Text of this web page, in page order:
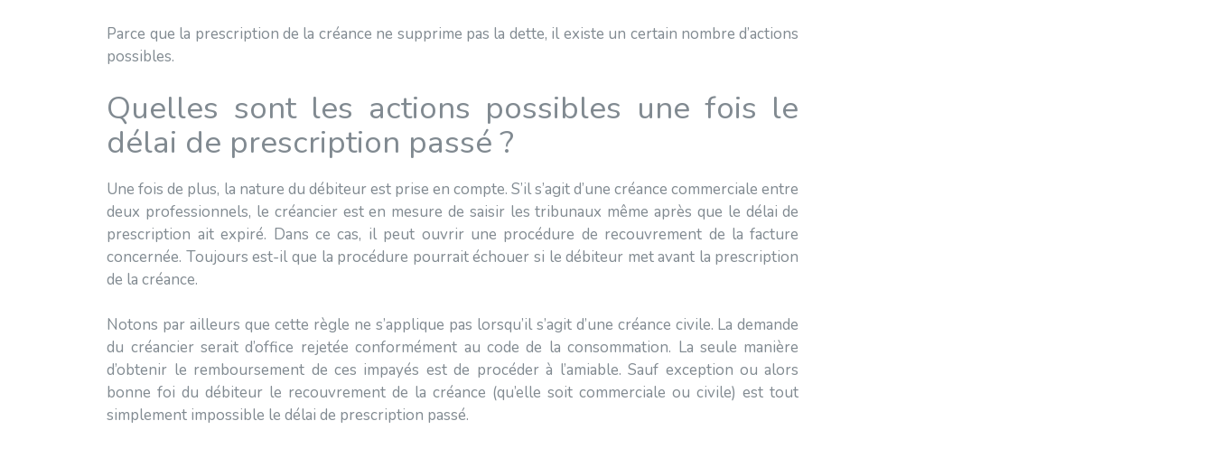
Parce que la prescription de la créance ne supprime pas la dette, il existe un certain nombre d’actions
possibles.
Quelles sont les actions possibles une fois le
délai de prescription passé ?
Une fois de plus, la nature du débiteur est prise en compte. S’il s’agit d’une créance commerciale entre
deux professionnels, le créancier est en mesure de saisir les tribunaux même après que le délai de
prescription ait expiré. Dans ce cas, il peut ouvrir une procédure de recouvrement de la facture
concernée. Toujours est-il que la procédure pourrait échouer si le débiteur met avant la prescription
de la créance.
Notons par ailleurs que cette règle ne s’applique pas lorsqu’il s’agit d’une créance civile. La demande
du créancier serait d’office rejetée conformément au code de la consommation. La seule manière
d’obtenir le remboursement de ces impayés est de procéder à l’amiable. Sauf exception ou alors
bonne foi du débiteur le recouvrement de la créance (qu’elle soit commerciale ou civile) est tout
simplement impossible le délai de prescription passé.